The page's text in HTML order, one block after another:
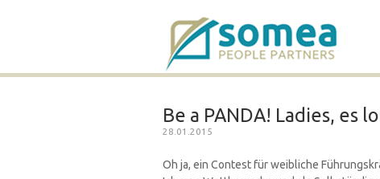
Be a PANDA! Ladies, es
28.01.2015
Oh ja, ein Contest für weibliche